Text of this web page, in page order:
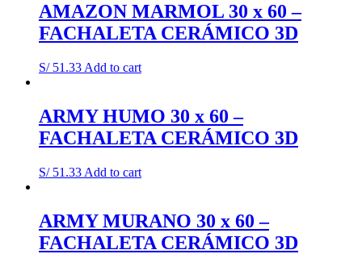
AMAZON MARMOL 30 x 60 –
FACHALETA CERÁMICO 3D
S/51.33 Add to cart
ARMY HUMO 30 x 60 –
FACHALETA CERÁMICO 3D
S/51.33 Add to cart
ARMY MURANO 30 x 60 –
FACHALETA CERÁMICO 3D